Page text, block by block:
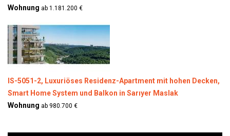
Wohnung ab 1.181.200 €
IS-5051-2, Luxuriöses Residenz-Apartment mit hohen Decken,
Smart Home System und Balkon in Sarıyer Maslak
Wohnung ab 980.700 €